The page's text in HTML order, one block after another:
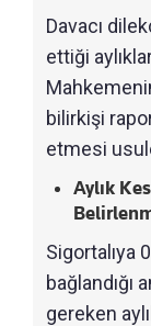
Davacı
ettiği
bilirkişi
etmesi
Aylık
Sigortalıya
bağlandığı
gereken